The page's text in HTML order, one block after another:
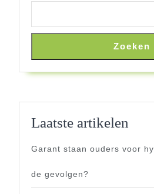
Zoeken
Laatste artikelen
Garant staan ouders voor
de gevolgen?